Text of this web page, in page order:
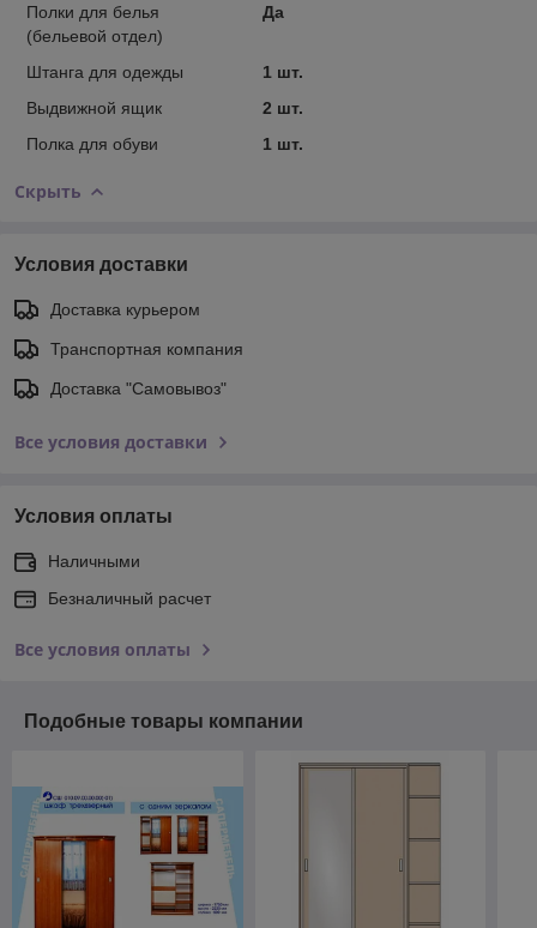
Полки для белья
(бельевой отдел)
Да
Штанга для одежды
1 шт.
Выдвижной ящик
2 шт.
Полка для обуви
1 шт.
Скрыть
Условия доставки
Доставка курьером
Транспортная компания
Доставка "Самовывоз"
Все условия доставки
Условия оплаты
Наличными
Безналичный расчет
Все условия оплаты
Подобные товары компании